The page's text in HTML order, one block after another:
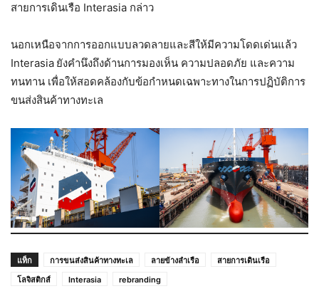
สายการเดินเรือ Interasia กล่าว
นอกเหนือจากการออกแบบลวดลายและสีให้มีความโดดเด่นแล้ว
Interasia ยังคำนึงถึงด้านการมองเห็น ความปลอดภัย และความ
ทนทาน เพื่อให้สอดคล้องกับข้อกำหนดเฉพาะทางในการปฏิบัติการ
ขนส่งสินค้าทางทะเล
แท็ก การขนส่งสินค้าทางทะเล ลายข้างลำเรือ
สายการเดินเรือ
โลจิสติกส์
Interasia rebranding